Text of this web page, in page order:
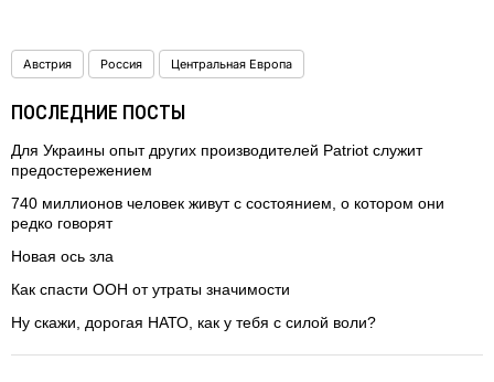
Австрия Россия Центральная Европа
ПОСЛЕДНИЕ ПОСТЫ
Для Украины опыт других производителей Patriot служит
предостережением
740 миллионов человек живут с состоянием, о котором они
редко говорят
Новая ось зла
Как спасти ООН от утраты значимости
Ну скажи, дорогая НАТО, как у тебя с силой воли?